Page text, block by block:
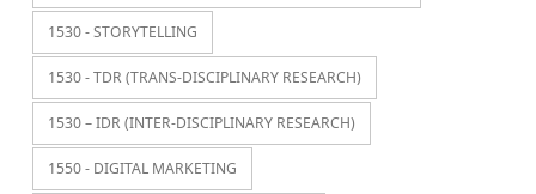
1530 - STORYTELLING
1530 - TDR (TRANS-DISCIPLINARY RESEARCH)
1530 – IDR (INTER-DISCIPLINARY RESEARCH)
1550 - DIGITAL MARKETING